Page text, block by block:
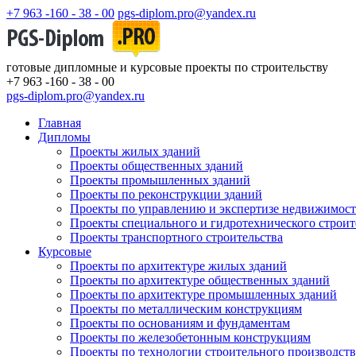
+7 963 -160 - 38 - 00 pgs-diplom.pro@yandex.ru
готовые дипломные и курсовые проекты по строительству
+7 963 -160 - 38 - 00
pgs-diplom.pro@yandex.ru
Главная
Дипломы
Проекты жилых зданий
Проекты общественных зданий
Проекты промышленных зданий
Проекты по реконструкции зданий
Проекты по управлению и экспертизе
Проекты специального и гидротехнического
Проекты транспортного строительства
Курсовые
Проекты по архитектуре жилых зданий
Проекты по архитектуре общественных зданий
Проекты по архитектуре промышленных зданий
Проекты по металлическим конструкциям
Проекты по основаниям и фундаментам
Проекты по железобетонным конструкциям
Проекты по технологии строительного